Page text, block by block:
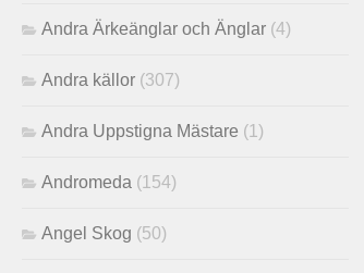
Andra Ärkeänglar och Änglar (4)
Andra källor (307)
Andra Uppstigna Mästare (1)
Andromeda (154)
Angel Skog (50)